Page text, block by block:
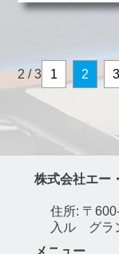
2 / 3 1 2 3
株式会社エー
住所: 〒
入ル グラ
メニュー